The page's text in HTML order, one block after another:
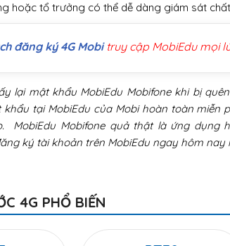
hoặc tổ trưởng có thể dễ dàng giám sát
đăng ký 4G Mobitruy cập MobiEdu mọi
lại mật khẩu MobiEdu Mobifone khi bị
tại MobiEdu của Mobi hoàn toàn miễn
MobiEdu Mobifone quả thật là ứng dụng
ký tài khoản trên MobiEdu ngay hôm nay
4G PHỔ BIẾN